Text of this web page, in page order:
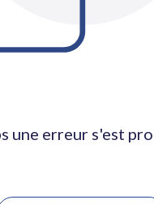
une erreur s'est